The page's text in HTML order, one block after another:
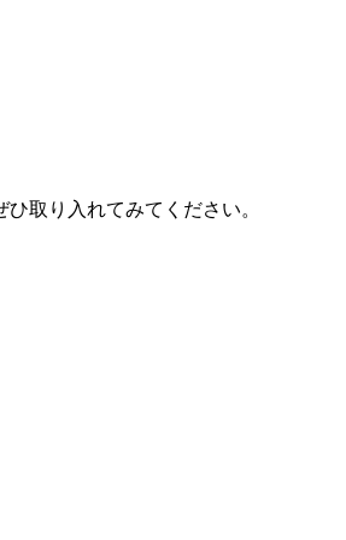
取り入れてみてください。